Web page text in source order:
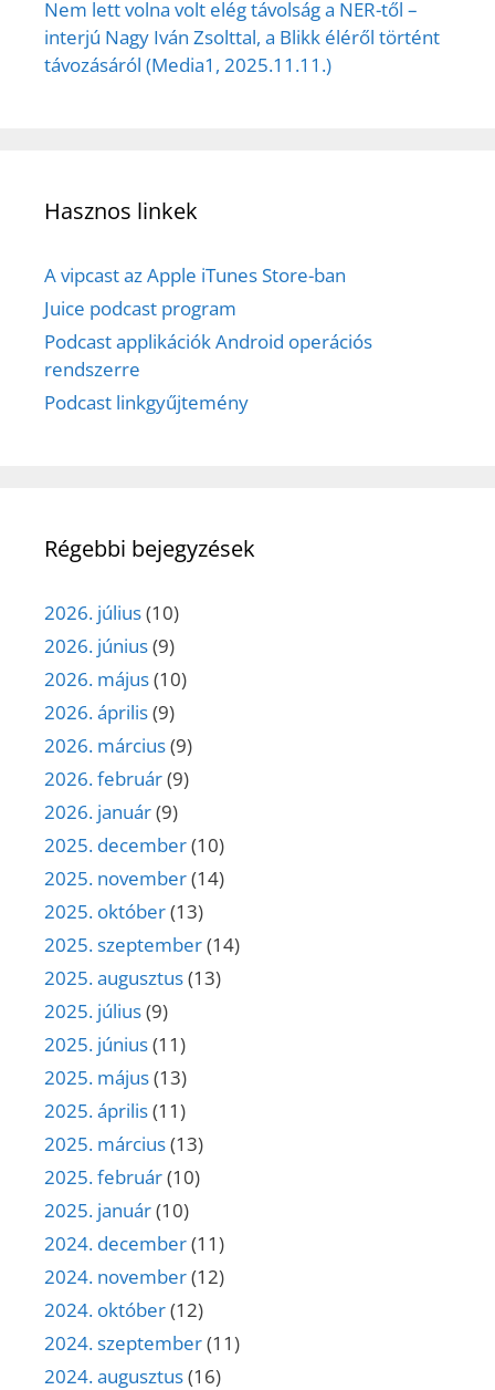
Nem lett volna volt elég távolság a NER-től –
interjú Nagy Iván Zsolttal, a Blikk éléről történt
távozásáról (Media1, 2025.11.11.)
Hasznos linkek
A vipcast az Apple iTunes Store-ban
Juice podcast program
Podcast applikációk Android operációs
rendszerre
Podcast linkgyűjtemény
Régebbi bejegyzések
2026. július(10)
2026. június(9)
2026. május(10)
2026. április(9)
2026. március(9)
2026. február(9)
2026. január(9)
2025. december(10)
2025. november(14)
2025. október(13)
2025. szeptember(14)
2025. augusztus(13)
2025. július(9)
2025. június(11)
2025. május(13)
2025. április(11)
2025. március(13)
2025. február(10)
2025. január(10)
2024. december(11)
2024. november(12)
2024. október(12)
2024. szeptember(11)
2024. augusztus(16)